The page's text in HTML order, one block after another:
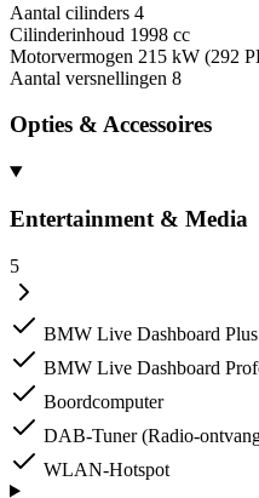
Aantal cilinders 4
Cilinderinhoud 1998 cc
Motorvermogen 215 kW (292
Aantal versnellingen 8
Opties & Accessoires
Entertainment & Media
5
BMW Live Dashboard Plus
BMW Live Dashboard
Boordcomputer
DAB-Tuner (Radio-
WLAN-Hotspot